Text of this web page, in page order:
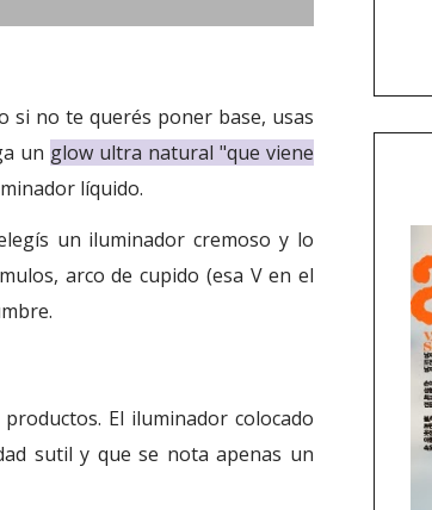
si no te querés poner base, usas
un glow ultra natural "que viene
líquido.
un iluminador cremoso y lo
arco de cupido (esa V en el
El iluminador colocado
sutil y que se nota apenas un